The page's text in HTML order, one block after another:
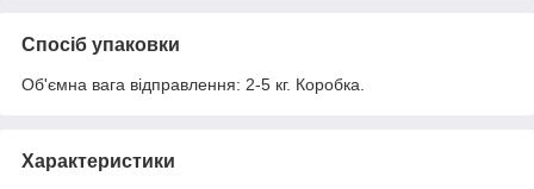
Спосіб упаковки
Об'ємна вага відправлення: 2-5 кг. Коробка.
Характеристики